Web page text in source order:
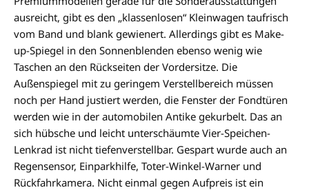
ausreicht, gibt es den „klassenlosen“ Kleinwagen taufrisch
vom Band und blank gewienert. Allerdings gibt es Make-
up-Spiegel in den Sonnenblenden ebenso wenig wie
Taschen an den Rückseiten der Vordersitze. Die
Außenspiegel mit zu geringem Verstellbereich müssen
noch per Hand justiert werden, die Fenster der Fondtüren
werden wie in der automobilen Antike gekurbelt. Das an
sich hübsche und leicht unterschäumte Vier-Speichen-
Lenkrad ist nicht tiefenverstellbar. Gespart wurde auch an
Regensensor, Einparkhilfe, Toter-Winkel-Warner und
Rückfahrkamera. Nicht einmal gegen Aufpreis ist ein